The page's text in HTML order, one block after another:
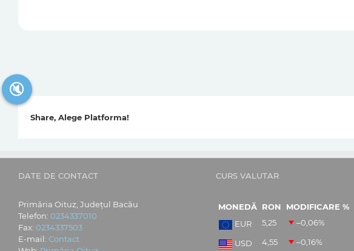
Share, Alege Platforma!
DATE DE CONTACT
Primăria Oituz, Județul Bacău
Telefon: 0234337010
Fax: 0234337503
E-mail: Contact
CURS VALUTAR
MONEDĂ RON
MODIFICARE %
EUR
5,25 –0,06%
USD 4,55 –0,16%
🔇